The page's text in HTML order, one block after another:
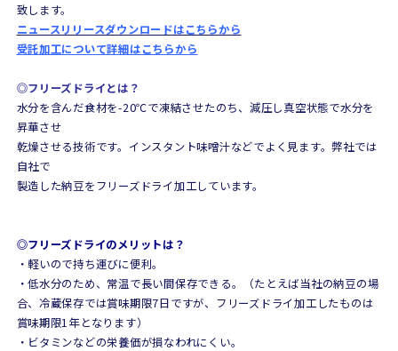
致します。
ニュースリリースダウンロードはこちらから
受託加工について詳細はこちらから
◎フリーズドライとは？
水分を含んだ食材を-20℃で凍結させたのち、減圧し真空状態で水分を
昇華させ
乾燥させる技術です。インスタント味噌汁などでよく見ます。弊社では
自社で
製造した納豆をフリーズドライ加工しています。
◎フリーズドライのメリットは？
・軽いので持ち運びに便利。
・低水分のため、常温で長い間保存できる。（たとえば当社の納豆の場
合、冷蔵保存では賞味期限7日ですが、フリーズドライ加工したものは
賞味期限1年となります）
・ビタミンなどの栄養価が損なわれにくい。